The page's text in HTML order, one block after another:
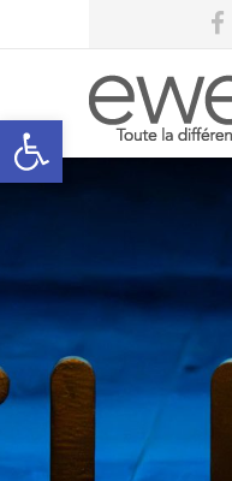
Open toolbar